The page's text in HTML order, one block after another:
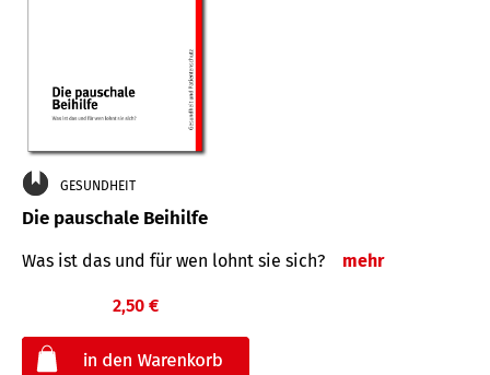
GESUNDHEIT
Die pauschale Beihilfe
Was ist das und für wen lohnt sie sich? mehr
2,50 €